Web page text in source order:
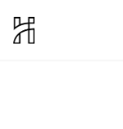
content